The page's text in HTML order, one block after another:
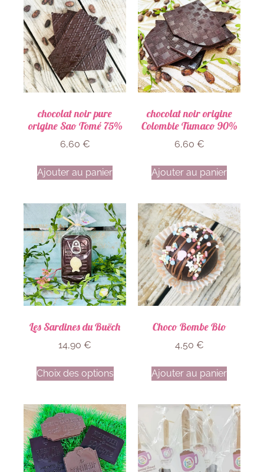
chocolat noir pure
origine Sao Tomé 75%
6,60 €
Ajouter au panier
chocolat noir origine
Colombie Tumaco 90%
6,60 €
Ajouter au panier
Les Sardines du Buëch
14,90 €
Choix des options
Choco Bombe Bio
4,50 €
Ajouter au panier